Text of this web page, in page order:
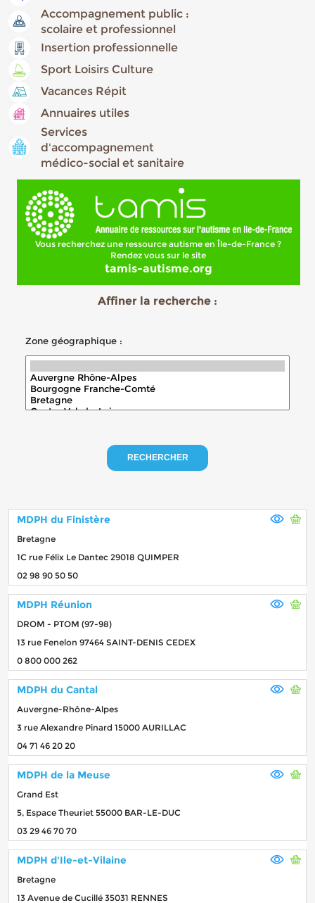
Accompagnement public :
scolaire et professionnel
Insertion professionnelle
Sport Loisirs Culture
Vacances Répit
Annuaires utiles
Services
d'accompagnement
médico-social et sanitaire
Vous recherchez une ressource autisme en Île-de-France ?
Rendez vous sur le site
tamis-autisme.org
Affiner la recherche :
Zone géographique :
RECHERCHER
MDPH du Finistère
Bretagne
1C rue Félix Le Dantec 29018 QUIMPER
02 98 90 50 50
MDPH Réunion
DROM - PTOM (97-98)
13 rue Fenelon 97464 SAINT-DENIS CEDEX
0 800 000 262
MDPH du Cantal
Auvergne-Rhône-Alpes
3 rue Alexandre Pinard 15000 AURILLAC
04 71 46 20 20
MDPH de la Meuse
Grand Est
5, Espace Theuriet 55000 BAR-LE-DUC
03 29 46 70 70
MDPH d'Ile-et-Vilaine
Bretagne
13 Avenue de Cucillé 35031 RENNES